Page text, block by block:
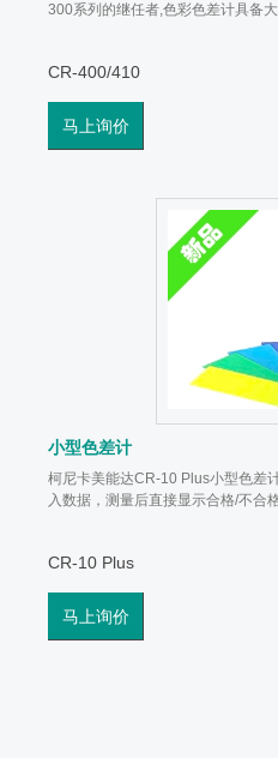
300系列的继任者,色彩色差计具备
CR-400/410
马上询价
小型色差计
柯尼卡美能达CR-10 Plus小型色差
入数据，测量后直接显示合格/不合格
CR-10 Plus
马上询价